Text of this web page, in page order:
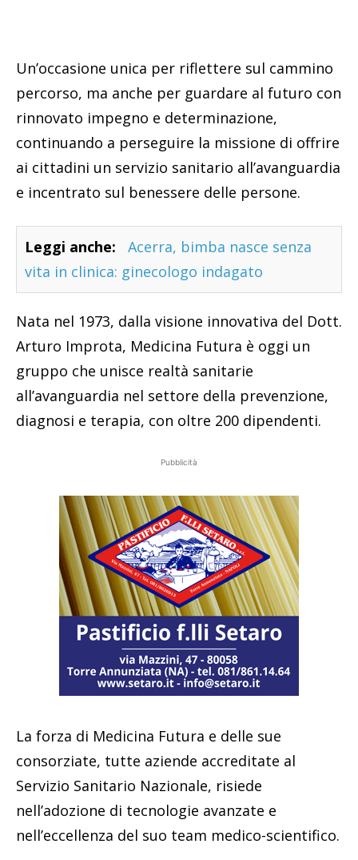
Un’occasione unica per riflettere sul cammino
percorso, ma anche per guardare al futuro con
rinnovato impegno e determinazione,
continuando a perseguire la missione di offrire
ai cittadini un servizio sanitario all’avanguardia
e incentrato sul benessere delle persone.
Leggi anche:
Acerra, bimba nasce senza
vita in clinica: ginecologo indagato
Nata nel 1973, dalla visione innovativa del Dott.
Arturo Improta, Medicina Futura è oggi un
gruppo che unisce realtà sanitarie
all’avanguardia nel settore della prevenzione,
diagnosi e terapia, con oltre 200 dipendenti.
Pubblicità
La forza di Medicina Futura e delle sue
consorziate, tutte aziende accreditate al
Servizio Sanitario Nazionale, risiede
nell’adozione di tecnologie avanzate e
nell’eccellenza del suo team medico-scientifico.